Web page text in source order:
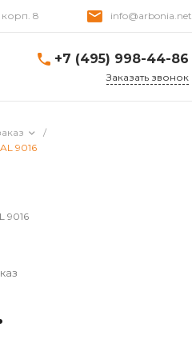
корп. 8 info@arbonia.net
+7 (495) 998-44-86
Заказать звонок
/
9016
9016